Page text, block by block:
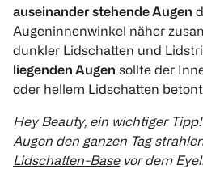
auseinander stehende Augen
Augeninnenwinkel näher
dunkler Lidschatten und
liegenden Augen sollte der
oder hellem Lidschatten
Hey Beauty, ein wichtiger
Augen den ganzen Tag
Lidschatten-Basevor dem